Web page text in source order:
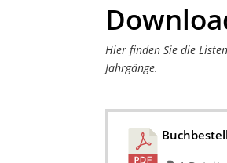
Hier finden Sie die
Jahrgänge.